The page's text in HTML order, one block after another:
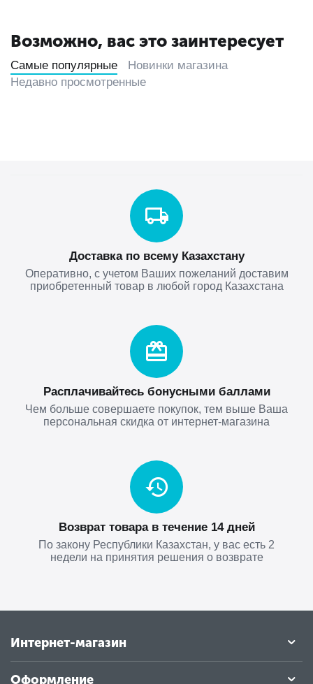
Возможно, вас это заинтересует
Самые популярные
Новинки магазина
Недавно просмотренные
Доставка по всему Казахстану
Оперативно, с учетом Ваших пожеланий доставим
приобретенный товар в любой город Казахстана
Расплачивайтесь бонусными баллами
Чем больше совершаете покупок, тем выше Ваша
персональная скидка от интернет-магазина
Возврат товара в течение 14 дней
По закону Республики Казахстан, у вас есть 2
недели на принятия решения о возврате
Интернет-магазин
Оформление